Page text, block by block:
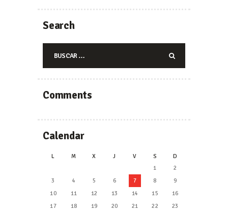
Search
Comments
Calendar
L M X J V S
D
1
2
3
4 5 6 7 8
9
10
11 12 13 14 15
16
17
18 19 20 21 22 23